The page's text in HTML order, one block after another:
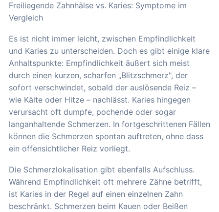
Freiliegende Zahnhälse vs. Karies: Symptome im
Vergleich
Es ist nicht immer leicht, zwischen Empfindlichkeit
und Karies zu unterscheiden. Doch es gibt einige klare
Anhaltspunkte: Empfindlichkeit äußert sich meist
durch einen kurzen, scharfen „Blitzschmerz", der
sofort verschwindet, sobald der auslösende Reiz –
wie Kälte oder Hitze – nachlässt. Karies hingegen
verursacht oft dumpfe, pochende oder sogar
langanhaltende Schmerzen. In fortgeschrittenen Fällen
können die Schmerzen spontan auftreten, ohne dass
ein offensichtlicher Reiz vorliegt.
Die Schmerzlokalisation gibt ebenfalls Aufschluss.
Während Empfindlichkeit oft mehrere Zähne betrifft,
ist Karies in der Regel auf einen einzelnen Zahn
beschränkt. Schmerzen beim Kauen oder Beißen